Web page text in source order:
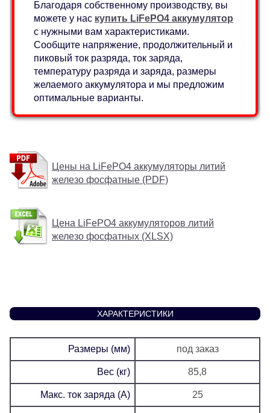
Благодаря собственному производству, вы
можете у нас купить LiFePO4 аккумулятор
с нужными вам характеристиками.
Сообщите напряжение, продолжительный и
пиковый ток разряда, ток заряда,
температуру разряда и заряда, размеры
желаемого аккумулятора и мы предложим
оптимальные варианты.
Цены на LiFePO4 аккумуляторы литий
железо фосфатные (PDF)
Цена LiFePO4 аккумуляторов литий
железо фосфатных (XLSX)
ХАРАКТЕРИСТИКИ
Размеры (мм) под заказ
Вес (кг) 85,8
Макс. ток заряда (А) 25